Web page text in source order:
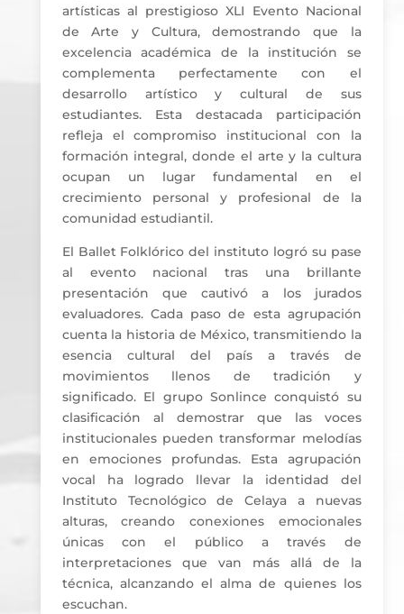
artísticas al prestigioso XLI Evento Nacional
de Arte y Cultura, demostrando que la
excelencia académica de la institución se
complementa perfectamente con el
desarrollo artístico y cultural de sus
estudiantes. Esta destacada participación
refleja el compromiso institucional con la
formación integral, donde el arte y la cultura
ocupan un lugar fundamental en el
crecimiento personal y profesional de la
comunidad estudiantil.
El Ballet Folklórico del instituto logró su pase
al evento nacional tras una brillante
presentación que cautivó a los jurados
evaluadores. Cada paso de esta agrupación
cuenta la historia de México, transmitiendo la
esencia cultural del país a través de
movimientos llenos de tradición y
significado. El grupo Sonlince conquistó su
clasificación al demostrar que las voces
institucionales pueden transformar melodías
en emociones profundas. Esta agrupación
vocal ha logrado llevar la identidad del
Instituto Tecnológico de Celaya a nuevas
alturas, creando conexiones emocionales
únicas con el público a través de
interpretaciones que van más allá de la
técnica, alcanzando el alma de quienes los
escuchan.